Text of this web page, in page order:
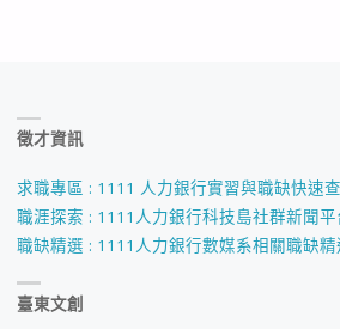
徵才資訊
求職專區 : 1111 人力銀行實習與職缺快速
職涯探索 : 1111人力銀行科技島社群新聞平
職缺精選 : 1111人力銀行數媒系相關職缺精
臺東文創